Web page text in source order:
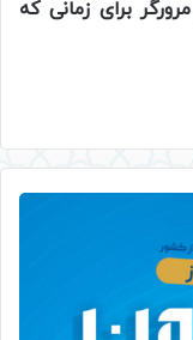
برای زمانی که